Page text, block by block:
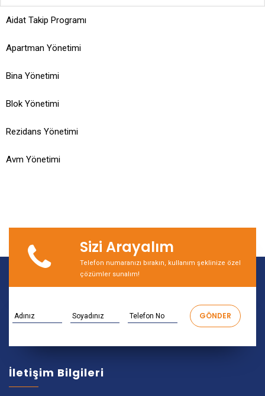
Aidat Takip Programı
Apartman Yönetimi
Bina Yönetimi
Blok Yönetimi
Rezidans Yönetimi
Avm Yönetimi
Sizi Arayalım
Telefon numaranızı bırakın, kullanım şeklinize özel
çözümler sunalım!
İletişim Bilgileri